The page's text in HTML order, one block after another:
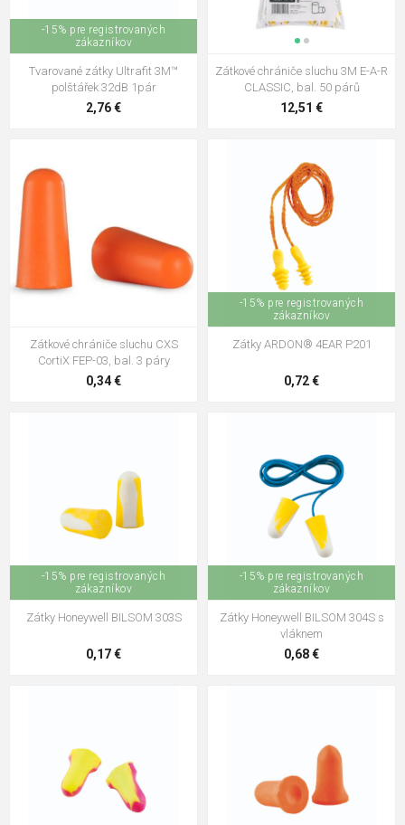
-15% pre registrovaných
zákazníkov
Tvarované zátky Ultrafit 3M™
polštářek 32dB 1pár
2,76 €
Zátkové chrániče sluchu 3M E-A-R
CLASSIC, bal. 50 párů
12,51 €
Zátkové chrániče sluchu CXS
CortiX FEP-03, bal. 3 páry
0,34 €
-15% pre registrovaných
zákazníkov
Zátky ARDON® 4EAR P201
0,72 €
-15% pre registrovaných
zákazníkov
Zátky Honeywell BILSOM 303S
0,17 €
-15% pre registrovaných
zákazníkov
Zátky Honeywell BILSOM 304S s
vláknem
0,68 €